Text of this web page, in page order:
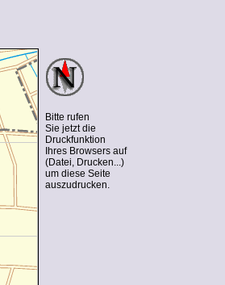
Bitte rufen
Sie jetzt die
Druckfunktion
Ihres Browsers auf
(Datei, Drucken...)
um diese Seite
auszudrucken.